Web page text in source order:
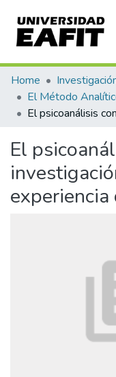
Communities &
All of DSpace
Home
El